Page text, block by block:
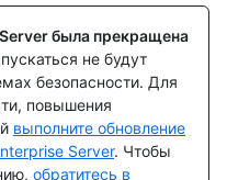
была прекращена
не будут
безопасности. Для
повышения
выполните обновление
Server. Чтобы
обратитесь в